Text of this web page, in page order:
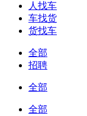
人找车
车找货
货找车
全部
招聘
全部
全部